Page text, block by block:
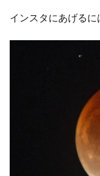
インスタにあげるに